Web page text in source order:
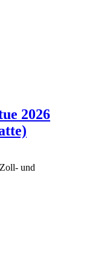
2026
und